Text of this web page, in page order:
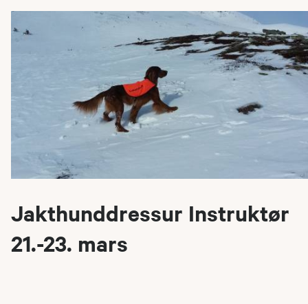
Jakthunddressur Instruktør
21.-23. mars